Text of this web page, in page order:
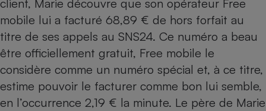
client, Marie découvre que son opérateur Free
mobile lui a facturé 68,89 € de hors forfait au
titre de ses appels au SNS24. Ce numéro a beau
être officiellement gratuit, Free mobile le
considère comme un numéro spécial et, à ce titre,
estime pouvoir le facturer comme bon lui semble,
en l’occurrence 2,19 € la minute. Le père de Marie
Plaque de cuisson à
induction
Téléphone mobile -
Smartphone
Climatiseur -